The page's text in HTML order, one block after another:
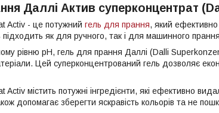
Даллі Актив суперконцентрат
Activ - це потужний гель для прання, який ефективно
як для ручного, так і для машинного
рівню pH, гель для прання Даллі (Dalli
Цей суперконцентрований гель дозволяє
містить потужні інгредієнти, які ефективно
допомагає зберегти яскравість кольорів та не